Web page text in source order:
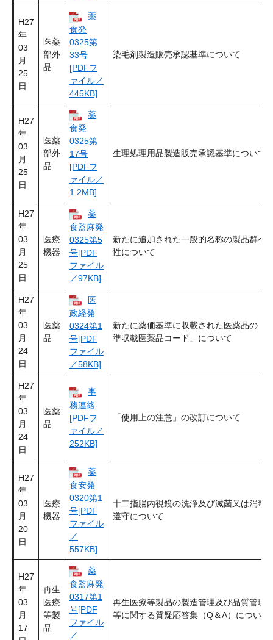
H27
年
03
月
25
日
医薬
部外
品
薬
食発
0325第
33号
[PDFフ
ァイル／
445KB]
染毛剤製造販売承認基準について
H27
年
03
月
25
日
医薬
部外
品
薬
食発
0325第
17号
[PDFフ
ァイル／
1.2MB]
生理処理用品製造販売承認基準について
H27
年
03
月
25
日
医療
機器
薬
食監麻発
0325第5
号[PDF
ファイル
／97KB]
新たに追加された一般的名称の製品群へ
性について
H27
年
03
月
24
日
医薬
品
医
政経発
0324第1
号[PDF
ファイル
／58KB]
新たに薬価基準に収載された医薬品の「
準収載医薬品コード」について
H27
年
03
月
24
日
医薬
品
事
務連絡
[PDFフ
ァイル／
252KB]
「使用上の注意」の改訂について
H27
年
03
月
20
日
医療
機器
薬
食安発
0320第1
号[PDF
ファイル
／
557KB]
十二指腸内視鏡の洗浄及び滅菌又は消毒
遵守について
H27
年
03
月
17
再生
医療
等製
品
薬
食監麻発
0317第1
号[PDF
ファイル
／
再生医療等製品の製造管理及び品質管理
等に関する質疑応答集（Q＆A）について